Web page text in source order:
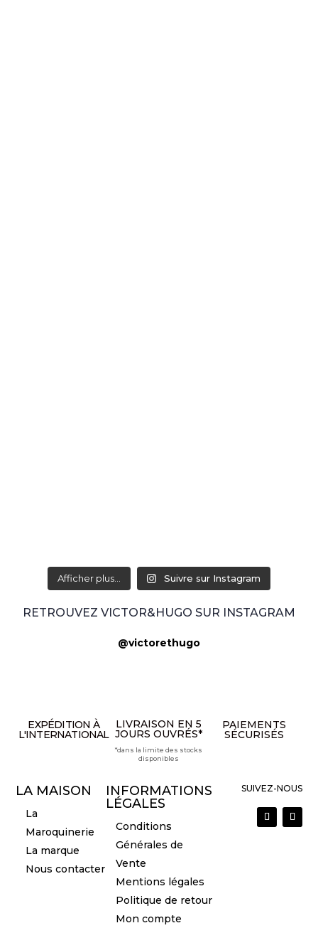
Afficher plus... Suivre sur Instagram
RETROUVEZ VICTOR&HUGO SUR INSTAGRAM
@victorethugo
EXPÉDITION À
L'INTERNATIONAL
LIVRAISON EN 5
JOURS OUVRÉS*
*dans la limite des stocks
disponibles
PAIEMENTS
SÉCURISÉS
LA MAISON
La
Maroquinerie
La marque
Nous contacter
INFORMATIONS
LÉGALES
Conditions
Générales de
Vente
Mentions légales
Politique de retour
Mon compte
SUIVEZ-NOUS